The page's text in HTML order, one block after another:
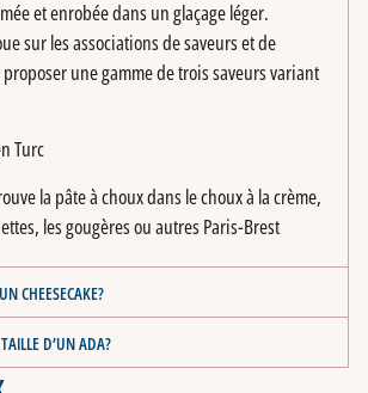
et enrobée dans un glaçage léger.
sur les associations de saveurs et de
une gamme de trois saveurs variant
Turc
la pâte à choux dans le choux à la crème,
les gougères ou autres Paris-Brest
CHEESECAKE?
D’UN ADA?